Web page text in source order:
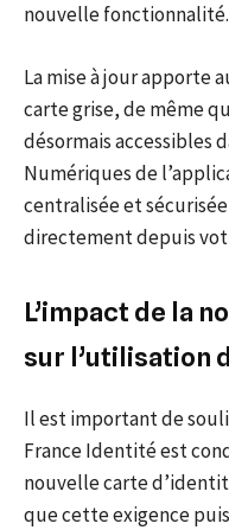
nouvelle fonctionnalité.
La mise à jour apporte
carte grise, de même
désormais accessibles
Numériques de
centralisée et
directement depuis
L’impact de la
sur l’utilisation
Il est important de
France Identité est
nouvelle carte
que cette exigence